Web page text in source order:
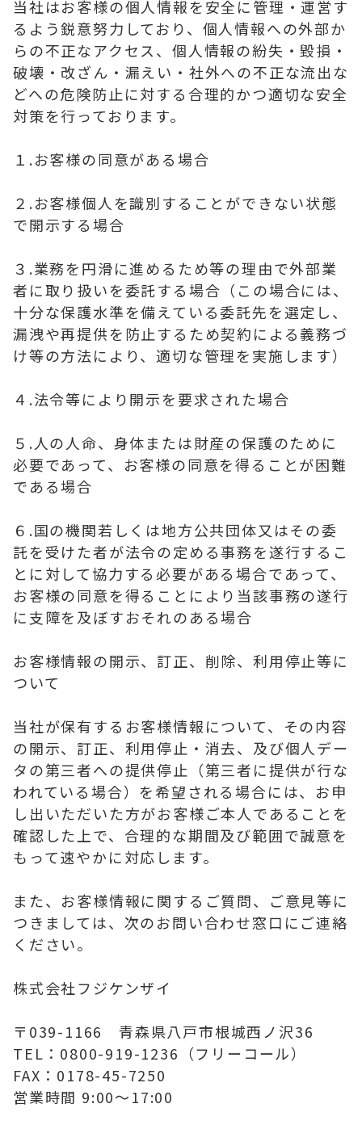
当社はお客様の個人情報を安全に管理・運営す
るよう鋭意努力しており、個人情報への外部か
らの不正なアクセス、個人情報の紛失・毀損・
破壊・改ざん・漏えい・社外への不正な流出な
どへの危険防止に対する合理的かつ適切な安全
対策を行っております。
１.お客様の同意がある場合
２.お客様個人を識別することができない状態
で開示する場合
３.業務を円滑に進めるため等の理由で外部業
者に取り扱いを委託する場合（この場合には、
十分な保護水準を備えている委託先を選定し、
漏洩や再提供を防止するため契約による義務づ
け等の方法により、適切な管理を実施します）
４.法令等により開示を要求された場合
５.人の人命、身体または財産の保護のために
必要であって、お客様の同意を得ることが困難
である場合
６.国の機関若しくは地方公共団体又はその委
託を受けた者が法令の定める事務を遂行するこ
とに対して協力する必要がある場合であって、
お客様の同意を得ることにより当該事務の遂行
に支障を及ぼすおそれのある場合
お客様情報の開示、訂正、削除、利用停止等に
ついて
当社が保有するお客様情報について、その内容
の開示、訂正、利用停止・消去、及び個人デー
タの第三者への提供停止（第三者に提供が行な
われている場合）を希望される場合には、お申
し出いただいた方がお客様ご本人であることを
確認した上で、合理的な期間及び範囲で誠意を
もって速やかに対応します。
また、お客様情報に関するご質問、ご意見等に
つきましては、次のお問い合わせ窓口にご連絡
ください。
株式会社フジケンザイ
〒039-1166 青森県八戸市根城西ノ沢36
TEL：0800-919-1236（フリーコール）
FAX：0178-45-7250
営業時間 9:00～17:00